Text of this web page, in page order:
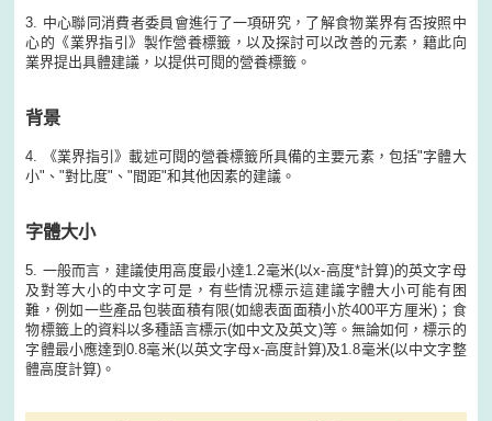
3. 中心聯同消費者委員會進行了一項研究，了解食物業界有否按照中
心的《業界指引》製作營養標籤，以及探討可以改善的元素，籍此向
業界提出具體建議，以提供可閱的營養標籤。
背景
4. 《業界指引》載述可閱的營養標籤所具備的主要元素，包括"字體大
小"、"對比度"、"間距"和其他因素的建議。
字體大小
5. 一般而言，建議使用高度最小達1.2毫米(以x-高度*計算)的英文字母
及對等大小的中文字可是，有些情況標示這建議字體大小可能有困
難，例如一些產品包裝面積有限(如總表面面積小於400平方厘米)；食
物標籤上的資料以多種語言標示(如中文及英文)等。無論如何，標示的
字體最小應達到0.8毫米(以英文字母x-高度計算)及1.8毫米(以中文字整
體高度計算)。